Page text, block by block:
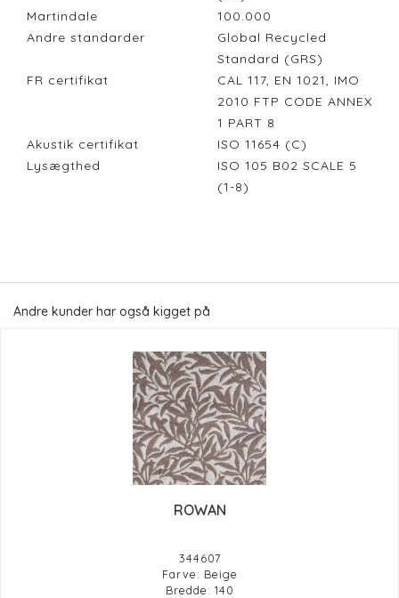
Martindale
100.000
Andre standarder
Global Recycled
Standard (GRS)
FR certifikat
CAL 117, EN 1021, IMO
2010 FTP CODE ANNEX
1 PART 8
Akustik certifikat
ISO 11654 (C)
Lysægthed
ISO 105 B02 SCALE 5
(1-8)
Andre kunder har også kigget på
ROWAN
344607
Farve: Beige
Bredde: 140